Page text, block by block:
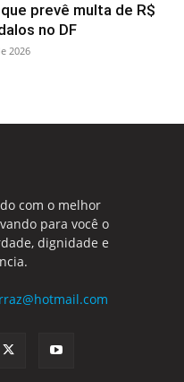
prevê multa de R$
no DF
2026
com o melhor
para você o
dignidade e